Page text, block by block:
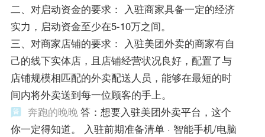
二、对启动资金的要求： 入驻商家具备一定的经济
实力，启动资金至少在5-10万之间。
三、对商家店铺的要求： 入驻美团外卖的商家有自
己的线下实体店，且店铺经营状况良好，配置了与
店铺规模相匹配的外卖配送人员，能够在最短的时
间内将外卖送到每一位顾客的手上。
奔跑的晚晚答：想要入驻美团外卖平台，这个
你一定得知道。 入驻前期准备清单 · 智能手机/电脑